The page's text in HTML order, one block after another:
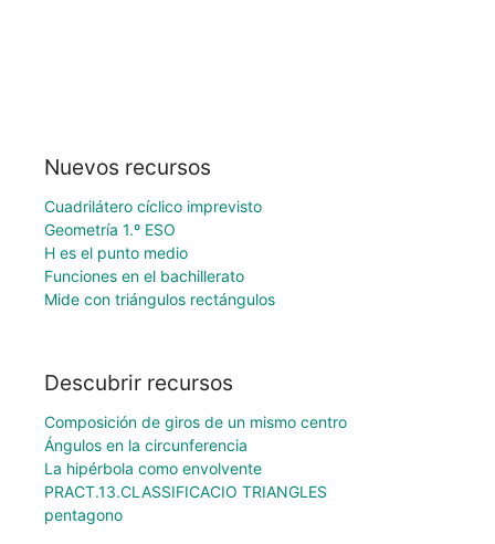
Nuevos recursos
Cuadrilátero cíclico imprevisto
Geometría 1.º ESO
H es el punto medio
Funciones en el bachillerato
Mide con triángulos rectángulos
Descubrir recursos
Composición de giros de un mismo centro
Ángulos en la circunferencia
La hipérbola como envolvente
PRACT.13.CLASSIFICACIO TRIANGLES
pentagono